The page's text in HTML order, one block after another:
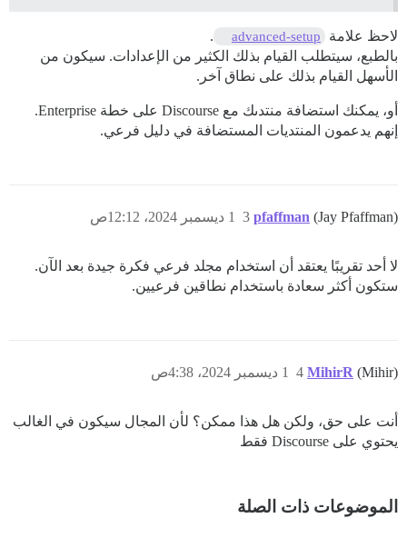
لاحظ علامة advanced-setup
.
بالطبع، سيتطلب القيام بذلك الكثير من الإعدادات. سيكون من
الأسهل القيام بذلك على نطاق آخر.
أو، يمكنك استضافة منتدىك مع Discourse على خطة Enterprise.
إنهم يدعمون المنتديات المستضافة في دليل فرعي.
pfaffman (Jay Pfaffman) 1 ديسمبر 2024، 12:12ص 3
لا أحد تقريبًا يعتقد أن استخدام مجلد فرعي فكرة جيدة بعد الآن.
ستكون أكثر سعادة باستخدام نطاقين فرعيين.
MihirR (Mihir) 1 ديسمبر 2024، 4:38ص 4
أنت على حق، ولكن هل هذا ممكن؟ لأن المجال سيكون في الغالب
يحتوي على Discourse فقط
الموضوعات ذات الصلة